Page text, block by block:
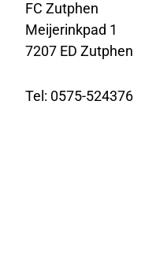
FC Zutphen
Meijerinkpad 1
7207 ED Zutphen
Tel: 0575-524376